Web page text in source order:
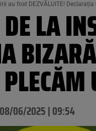
au fost DEZVĂLUITE!
LA
08/06/2025 | 09:54